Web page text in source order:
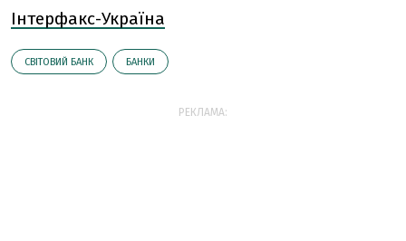
Інтерфакс-Україна
СВІТОВИЙ БАНК БАНКИ
РЕКЛАМА: